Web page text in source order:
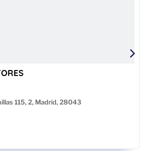
115, 2, Madrid, 28043